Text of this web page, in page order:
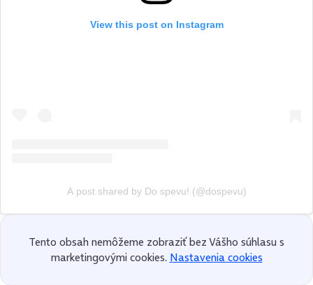
View this post on Instagram
A post shared by Do spevu! (@dospevu)
Tento obsah nemôžeme zobraziť bez Vášho súhlasu s
marketingovými cookies. Nastavenia cookies